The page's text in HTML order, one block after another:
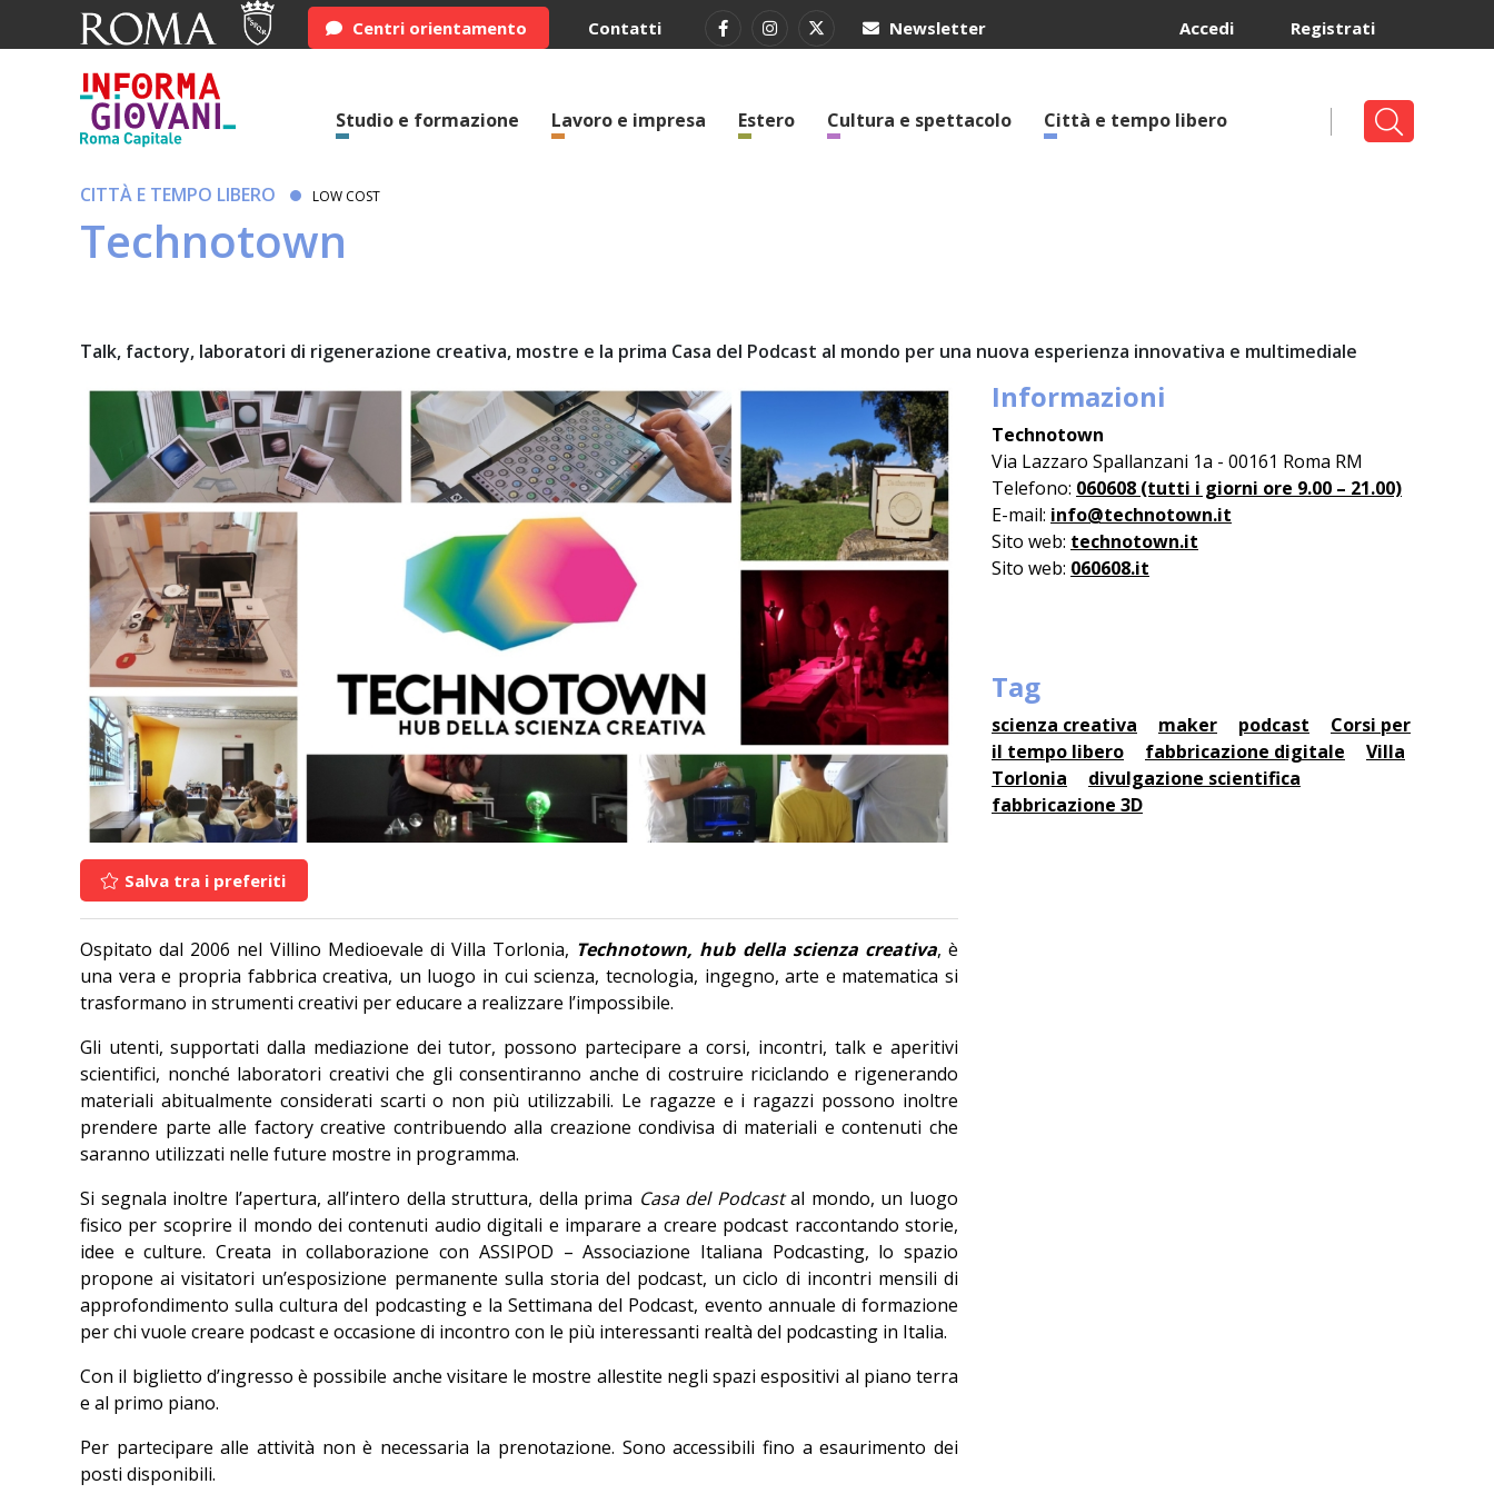
Centri orientamento Contatti Newsletter Registrati
Accedi
Studio e formazione Lavoro e impresa Estero Cultura e spettacolo Città e tempo libero
CITTÀ E TEMPO LIBERO LOW COST
Technotown
Talk, factory, laboratori di rigenerazione creativa, mostre e la prima Casa del Podcast al mondo per una nuova esperienza innovativa e multimediale
Salva tra i preferiti
Ospitato dal 2006 nel Villino Medioevale di Villa Torlonia, Technotown, hub della scienza creativa, è
una vera e propria fabbrica creativa, un luogo in cui scienza, tecnologia, ingegno, arte e matematica si
trasformano in strumenti creativi per educare a realizzare l’impossibile.
Gli utenti, supportati dalla mediazione dei tutor, possono partecipare a corsi, incontri, talk e aperitivi
scientifici, nonché laboratori creativi che gli consentiranno anche di costruire riciclando e rigenerando
materiali abitualmente considerati scarti o non più utilizzabili. Le ragazze e i ragazzi possono inoltre
prendere parte alle factory creative contribuendo alla creazione condivisa di materiali e contenuti che
saranno utilizzati nelle future mostre in programma.
Si segnala inoltre l’apertura, all’intero della struttura, della prima Casa del Podcastal mondo, un luogo
fisico per scoprire il mondo dei contenuti audio digitali e imparare a creare podcast raccontando storie,
idee e culture. Creata in collaborazione con ASSIPOD – Associazione Italiana Podcasting, lo spazio
propone ai visitatori un’esposizione permanente sulla storia del podcast, un ciclo di incontri mensili di
approfondimento sulla cultura del podcasting e la Settimana del Podcast, evento annuale di formazione
per chi vuole creare podcast e occasione di incontro con le più interessanti realtà del podcasting in Italia.
Con il biglietto d’ingresso è possibile anche visitare le mostre allestite negli spazi espositivi al piano terra
e al primo piano.
Per partecipare alle attività non è necessaria la prenotazione. Sono accessibili fino a esaurimento dei
posti disponibili.
Informazioni
Technotown
Via Lazzaro Spallanzani 1a - 00161 Roma RM
Telefono: 060608 (tutti i giorni ore 9.00 – 21.00)
E-mail: info@technotown.it
Sito web: technotown.it
Sito web: 060608.it
Tag
scienza creativa maker podcast
Corsi per
il tempo libero
fabbricazione digitale
Villa
Torlonia
divulgazione scientifica
fabbricazione 3D